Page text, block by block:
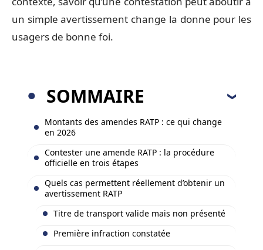
un simple avertissement change la donne pour les
usagers de bonne foi.
SOMMAIRE
Montants des amendes RATP : ce qui change
en 2026
Contester une amende RATP : la procédure
officielle en trois étapes
Quels cas permettent réellement d’obtenir un
avertissement RATP
Titre de transport valide mais non présenté
Première infraction constatée